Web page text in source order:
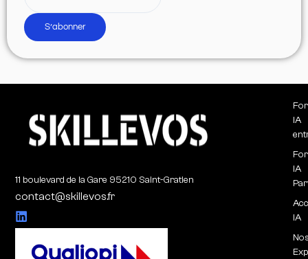
S’abonner
11 boulevard de la Gare 95210 Saint-Gratien
contact@skillevos.fr
IA
IA
IA